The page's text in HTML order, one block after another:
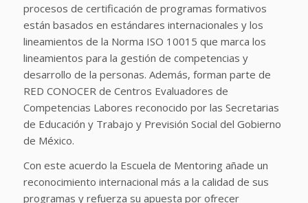
procesos de certificación de programas formativos
están basados en estándares internacionales y los
lineamientos de la Norma ISO 10015 que marca los
lineamientos para la gestión de competencias y
desarrollo de la personas. Además, forman parte de
RED CONOCER de Centros Evaluadores de
Competencias Labores reconocido por las Secretarias
de Educación y Trabajo y Previsión Social del Gobierno
de México.
Con este acuerdo la Escuela de Mentoring añade un
reconocimiento internacional más a la calidad de sus
programas y refuerza su apuesta por ofrecer